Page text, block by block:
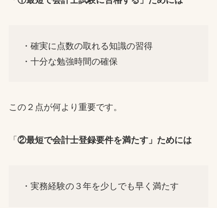
・確実に点数の取れる知識の習得
・十分な勉強時間の確保
この２点が何より重要です。
「 ②最短で会計士登録要件を満たす」ためには
・実務経験の３年を少しでも早く満たす